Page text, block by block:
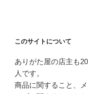
このサイトについて
ありがた屋の店主も
人です。
商品に関すること、